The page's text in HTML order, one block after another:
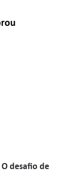
desafio de